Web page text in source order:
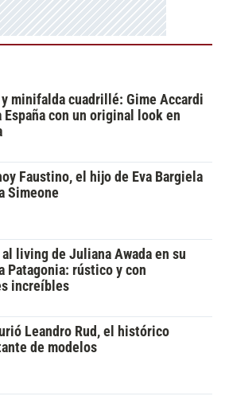
minifalda cuadrillé: Gime Accardi
con un original look en
Faustino, el hijo de Eva Bargiela
Simeone
al living de Juliana Awada en su
Patagonia: rústico y con
increíbles
Leandro Rud, el histórico
de modelos